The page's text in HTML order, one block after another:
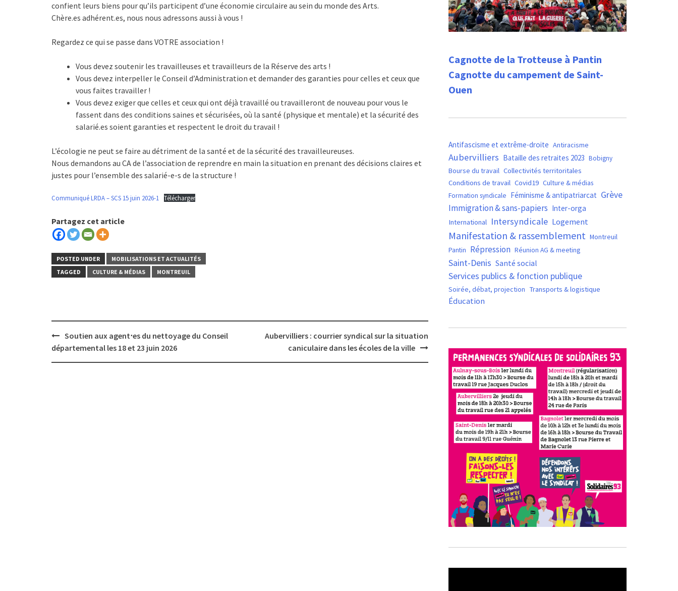
confient leurs biens pour qu’ils participent d’une économie circulaire au sein du monde des Arts.
Chère.es adhérent.es, nous nous adressons aussi à vous !
Regardez ce qui se passe dans VOTRE association !
Vous devez soutenir les travailleuses et travailleurs de la Réserve des arts !
Vous devez interpeller le Conseil d’Administration et demander des garanties pour celles et ceux que
vous faites travailler !
Vous devez exiger que celles et ceux qui ont déjà travaillé ou travailleront de nouveau pour vous le
fassent dans des conditions saines et sécurisées, où la santé (physique et mentale) et la sécurité des
salarié.es soient garanties et respectent le droit du travail !
L’écologie ne peut se faire au détriment de la santé et de la sécurité des travailleureuses.
Nous demandons au CA de l’association de reprendre en main la situation en prenant des décisions claires et
justes pour l’ensemble des salarié-e-s de la structure !
Communiqué LRDA – SCS 15 juin 2026-1 Télécharger
Partagez cet article
POSTED UNDER
MOBILISATIONS ET ACTUALITÉS
TAGGED
CULTURE & MÉDIAS MONTREUIL
Post
navigation
Soutien aux agent⋅es du nettoyage du Conseil
départemental les 18 et 23 juin 2026
Aubervilliers : courrier syndical sur la situation
caniculaire dans les écoles de la ville
Cagnotte de la Trotteuse à Pantin
Cagnotte du campement de Saint-
Ouen
Antifascisme et extrême-droite Antiracisme
Aubervilliers Bataille des retraites 2023 Bobigny
Bourse du travail Collectivités territoritales
Conditions de travail Covid19 Culture & médias
Formation syndicale Féminisme & antipatriarcat Grève
Immigration & sans-papiers Inter-orga
International Intersyndicale Logement
Manifestation & rassemblement Montreuil
Pantin Répression Réunion AG & meeting
Saint-Denis Santé social
Services publics & fonction publique
Soirée, débat, projection Transports & logistique
Éducation